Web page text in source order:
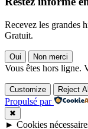
Recevez les grandes
Gratuit.
Oui Non merci
Vous êtes hors ligne.
Customize Reject All
Propulsé par
✖
► Cookies